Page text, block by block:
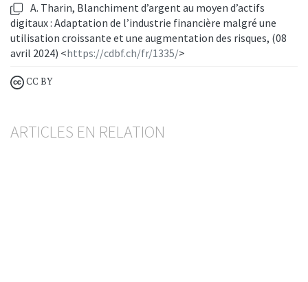
A. Tharin, Blanchiment d’argent au moyen d’actifs
digitaux : Adaptation de l’industrie financière malgré une
utilisation croissante et une augmentation des risques, (08
avril 2024) <https://cdbf.ch/fr/1335/>
CC BY
ARTICLES EN RELATION